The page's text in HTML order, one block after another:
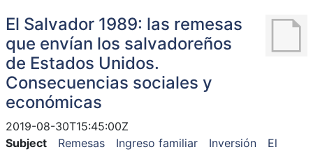
El Salvador 1989: las remesas
que envían los salvadoreños
de Estados Unidos.
Consecuencias sociales y
económicas
2019-08-30T15:45:00Z
Subject
Remesas Ingreso familiar Inversión
El